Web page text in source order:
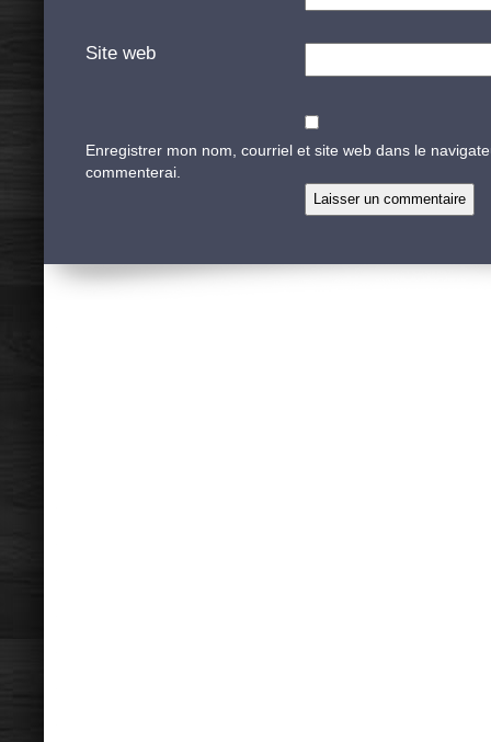
Site web
Enregistrer mon nom, courriel et site web dans le
commenterai.